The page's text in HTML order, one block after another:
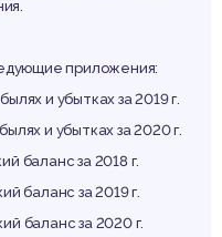
приложения:
и убытках за 2019 г.
и убытках за 2020 г.
баланс за 2018 г.
баланс за 2019 г.
баланс за 2020 г.